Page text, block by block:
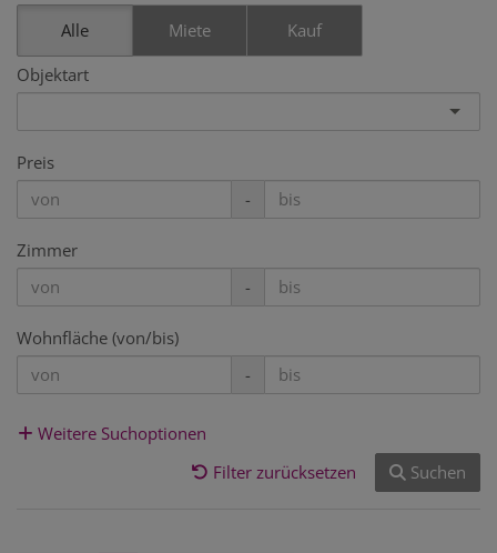
Alle
Miete
Kauf
Objektart
Preis
-
Zimmer
-
Wohnfläche (von/bis)
-
Weitere Suchoptionen
Filter zurücksetzen
Suchen